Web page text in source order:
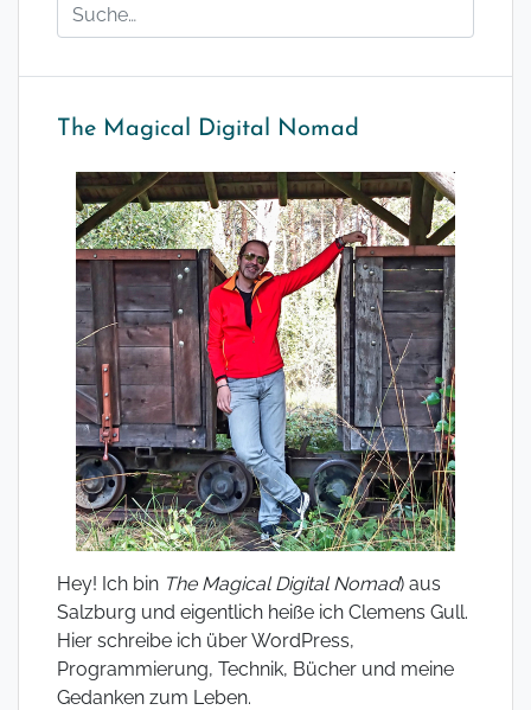
The Magical Digital Nomad
Hey! Ich bin The Magical Digital Nomad) aus
Salzburg und eigentlich heiße ich Clemens Gull.
Hier schreibe ich über WordPress,
Programmierung, Technik, Bücher und meine
Gedanken zum Leben.